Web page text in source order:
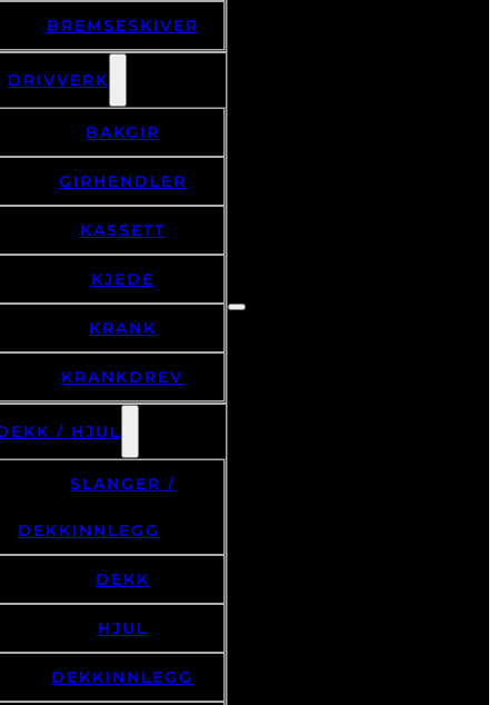
BREMSESKIVER
DRIVVERK
BAKGIR
GIRHENDLER
KASSETT
KJEDE
KRANK
KRANKDREV
/ HJUL
SLANGER /
DEKKINNLEGG
DEKK
HJUL
DEKKINNLEGG